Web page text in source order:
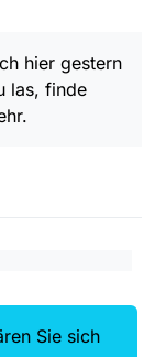
Es ist
das Thema, in
im voraus!
hier gestern
las, finde
dazu las,
Sie sich